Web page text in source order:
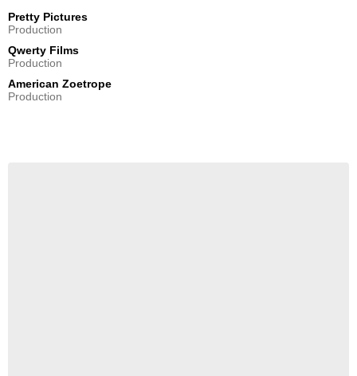
Pretty Pictures
Production
Qwerty Films
Production
American Zoetrope
Production